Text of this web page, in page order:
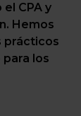
CPA y
Hemos
prácticos
los